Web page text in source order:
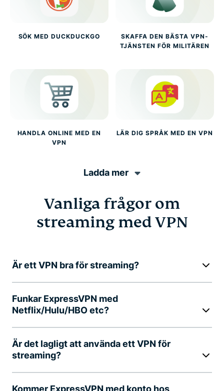
SÖK MED DUCKDUCKGO
SKAFFA DEN BÄSTA VPN-
TJÄNSTEN FÖR MILITÄREN
HANDLA ONLINE MED EN
VPN
LÄR DIG SPRÅK MED EN VPN
Ladda mer
Vanliga frågor om
streaming med VPN
Är ett VPN bra för streaming?
Funkar ExpressVPN med
Netflix/Hulu/HBO etc?
Är det lagligt att använda ett VPN för
streaming?
Kommer ExpressVPN med konto hos